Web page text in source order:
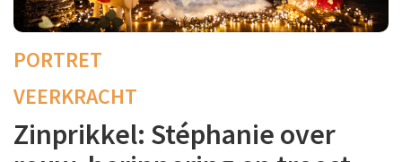
PORTRET
VEERKRACHT
Zinprikkel: Stéphanie over